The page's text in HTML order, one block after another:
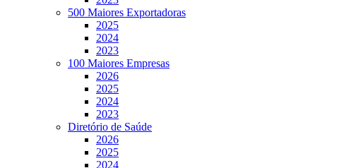
500 Maiores Exportadoras
2025
2024
2023
100 Maiores Empresas
2026
2025
2024
2023
Diretório de Saúde
2026
2025
2024